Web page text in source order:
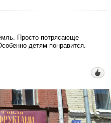
Просто потрясающе
детям понравится.